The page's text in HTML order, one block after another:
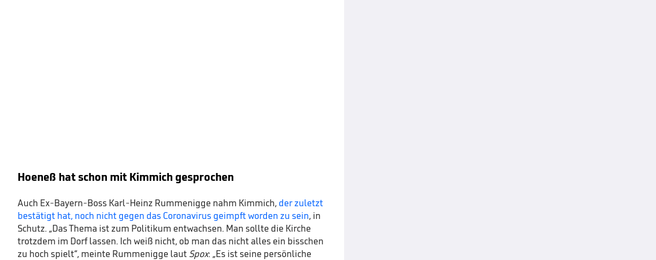
Hoeneß hat schon mit Kimmich gesprochen
Auch Ex-Bayern-Boss Karl-Heinz Rummenigge nahm Kimmich, der zuletzt
bestätigt hat, noch nicht gegen das Coronavirus geimpft worden zu sein, in
Schutz. „Das Thema ist zum Politikum entwachsen. Man sollte die Kirche
trotzdem im Dorf lassen. Ich weiß nicht, ob man das nicht alles ein bisschen
zu hoch spielt“, meinte Rummenigge laut Spox: „Es ist seine persönliche